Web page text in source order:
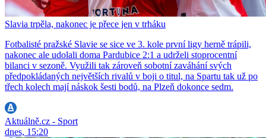
Slavia trpěla, nakonec je přece jen v trháku
Fotbalisté pražské Slavie se sice ve 3. kole první ligy herně trápili,
nakonec ale udolali doma Pardubice 2:1 a udrželi stoprocentní
bilanci v sezoně. Využili tak zároveň sobotní zaváhání svých
předpokládaných největších rivalů v boji o titul, na Spartu tak už po
třech kolech mají náskok šesti bodů, na Plzeň dokonce sedm.
Aktuálně.cz - Sport
dnes, 15:20